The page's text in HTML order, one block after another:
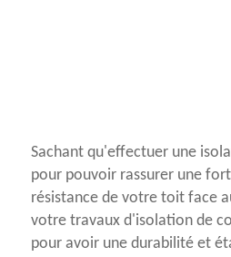
Sachant qu'effectuer une
pour pouvoir rassurer une
résistance de votre toit face
votre travaux d'isolation de
pour avoir une durabilité et